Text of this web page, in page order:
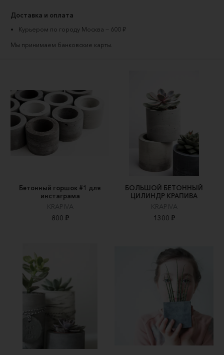
Доставка и оплата
Курьером по городу Москва — 600 ₽
Мы принимаем банковские карты.
Бетонный горшок #1 для
инстаграма
KRAPIVA
800 ₽
БОЛЬШОЙ БЕТОННЫЙ
ЦИЛИНДР КРАПИВА
KRAPIVA
1300 ₽